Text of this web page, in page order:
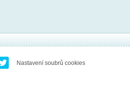
Nastavení soubrů cookies